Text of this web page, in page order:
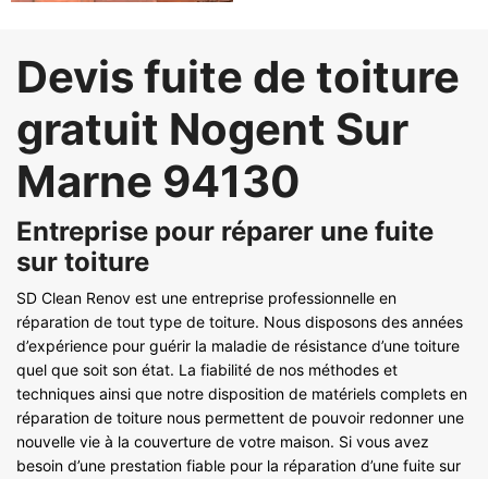
Devis fuite de toiture
gratuit Nogent Sur
Marne 94130
Entreprise pour réparer une fuite
sur toiture
SD Clean Renov est une entreprise professionnelle en
réparation de tout type de toiture. Nous disposons des années
d’expérience pour guérir la maladie de résistance d’une toiture
quel que soit son état. La fiabilité de nos méthodes et
techniques ainsi que notre disposition de matériels complets en
réparation de toiture nous permettent de pouvoir redonner une
nouvelle vie à la couverture de votre maison. Si vous avez
besoin d’une prestation fiable pour la réparation d’une fuite sur